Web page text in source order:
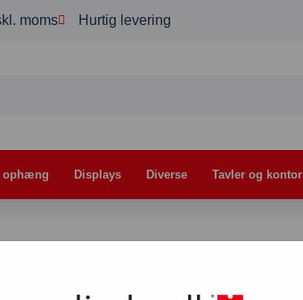
moms Hurtig levering
ophæng Displays Diverse Tavler og kontor